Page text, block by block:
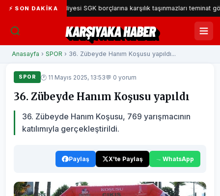
⚡ SON DAKIKA
Belediyesi SGK borçlarına karşılık taşınmazları teminat
KARŞIYAKA HABER
Anasayfa › SPOR › 36. Zübeyde Hanım Koşusu yapıldı...
SPOR 🕐 11 Mayıs 2025, 13:53💬 0 yorum
36. Zübeyde Hanım Koşusu yapıldı
36. Zübeyde Hanım Koşusu, 769 yarışmacının
katılımıyla gerçekleştirildi.
Paylaş X'te Paylaş WhatsApp